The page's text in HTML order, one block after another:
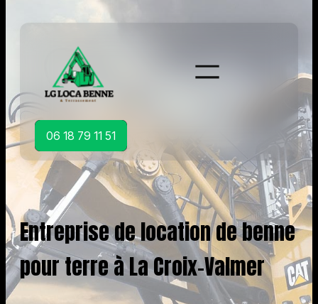
06 18 79 11 51
Entreprise de location de benne
pour terre à La Croix-Valmer